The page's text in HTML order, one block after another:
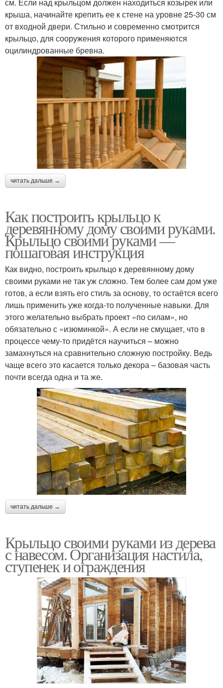
см. Если над крыльцом должен находиться козырек или
крыша, начинайте крепить ее к стене на уровне 25-30 см
от входной двери. Стильно и современно смотрится
крыльцо, для сооружения которого применяются
оцилиндрованные бревна.
читать дальше →
Как построить крыльцо к
деревянному дому своими руками.
Крыльцо своими руками —
пошаговая инструкция
Как видно, построить крыльцо к деревянному дому
своими руками не так уж сложно. Тем более сам дом уже
готов, а если взять его стиль за основу, то остаётся всего
лишь применить уже когда-то полученные навыки. Для
этого желательно выбрать проект «по силам», но
обязательно с «изюминкой». А если не смущает, что в
процессе чему-то придётся научиться – можно
замахнуться на сравнительно сложную постройку. Ведь
чаще всего это касается только декора – базовая часть
почти всегда одна и та же.
читать дальше →
Крыльцо своими руками из дерева
с навесом. Организация настила,
ступенек и ограждения